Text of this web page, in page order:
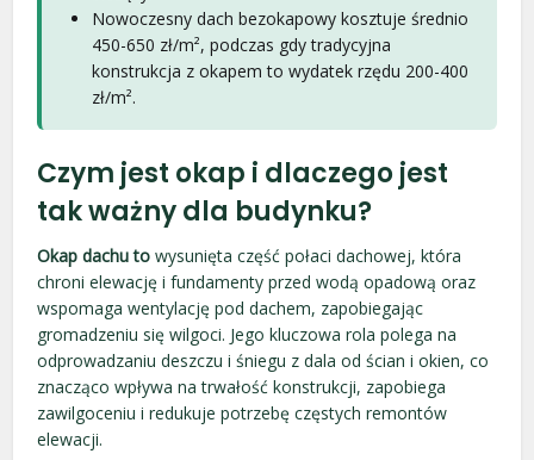
Nowoczesny dach bezokapowy kosztuje średnio
450-650 zł/m², podczas gdy tradycyjna
konstrukcja z okapem to wydatek rzędu 200-400
zł/m².
Czym jest okap i dlaczego jest
tak ważny dla budynku?
Okap dachu to wysunięta część połaci dachowej, która
chroni elewację i fundamenty przed wodą opadową oraz
wspomaga wentylację pod dachem, zapobiegając
gromadzeniu się wilgoci. Jego kluczowa rola polega na
odprowadzaniu deszczu i śniegu z dala od ścian i okien, co
znacząco wpływa na trwałość konstrukcji, zapobiega
zawilgoceniu i redukuje potrzebę częstych remontów
elewacji.